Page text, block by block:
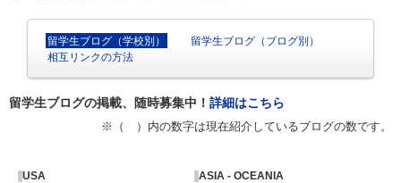
留学生ブログ（学校別）
留学生ブログ（ブログ別）
相互リンクの方法
留学生ブログの掲載、随時募集中！ 詳細はこちら
※（ ）内の数字は現在紹介しているブログの数です。
USA ASIA - OCEANIA